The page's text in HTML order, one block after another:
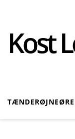
Kost
TÆNDERØJNE